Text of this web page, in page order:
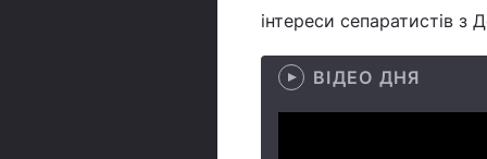
інтереси сепаратистів з
ВІДЕО ДНЯ